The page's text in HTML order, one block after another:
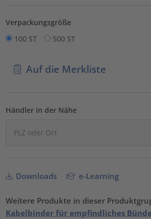
Verpackungsgröße
100 ST
500 ST
Auf die Merkliste
Händler in der Nähe
Downloads e-Learning
Weitere Produkte in dieser
Kabelbinder für empfindliches